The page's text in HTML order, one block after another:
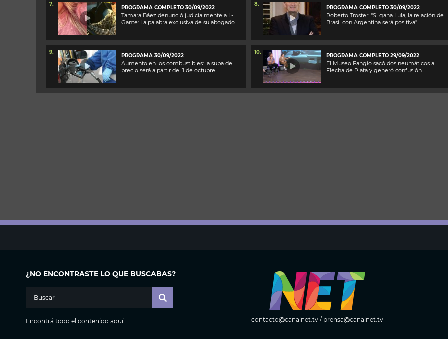
7.
PROGRAMA COMPLETO 30/09/2022
Tamara Báez denunció judicialmente a L-
Gante: La palabra exclusiva de su abogado
8.
PROGRAMA COMPLETO 30/09/2022
Roberto Troster: “Si gana Lula, la relación de
Brasil con Argentina será positiva”
9.
PROGRAMA 30/09/2022
Aumento en los combustibles: la suba del
precio será a partir del 1 de octubre
10.
PROGRAMA COMPLETO 29/09/2022
El Museo Fangio sacó dos neumáticos al
Flecha de Plata y generó confusión
¿NO ENCONTRASTE LO QUE BUSCABAS?
Encontrá todo el contenido aquí contacto@canalnet.tv/ prensa@canalnet.tv